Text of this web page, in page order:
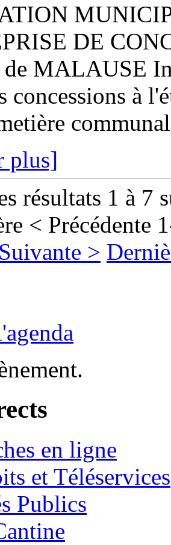
DE
de MALAUSE
concessions à
plus]
résultats 1 à 7
< Précédente
Suivante >
en ligne
et Téléservices
Publics